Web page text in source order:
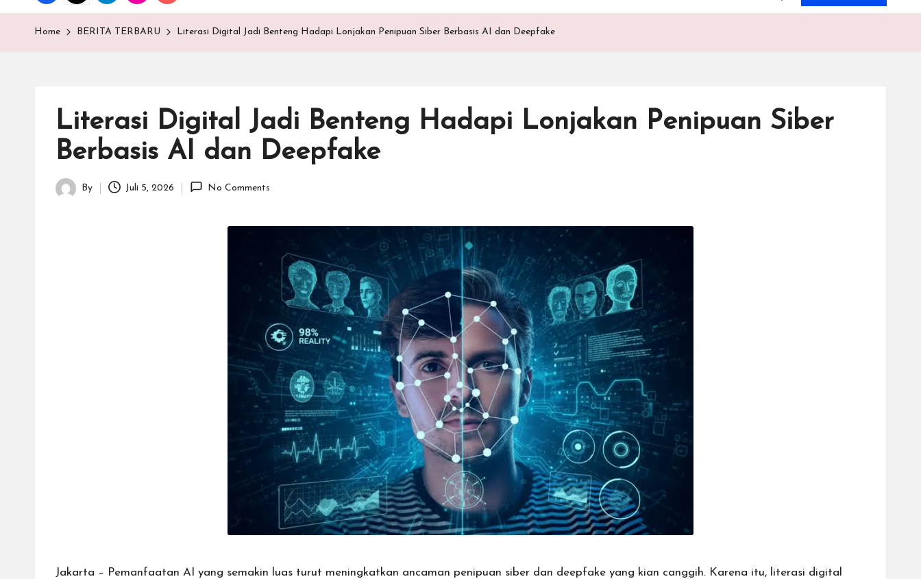
E
M
Home BERITA TERBARU Literasi Digital Jadi Benteng Hadapi Lonjakan Penipuan Siber Berbasis AI dan Deepfake
Literasi Digital Jadi Benteng Hadapi Lonjakan Penipuan Siber
Berbasis AI dan Deepfake
Posted
By Juli 5, 2026 No Comments
Jakarta – Pemanfaatan AI yang semakin luas turut meningkatkan ancaman penipuan siber dan deepfake yang kian canggih. Karena itu, literasi digital